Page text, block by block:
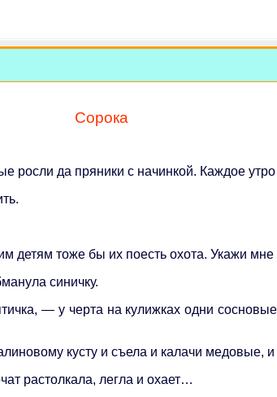
Сорока
да пряники с начинкой. Каждое
детям тоже бы их поесть охота. Укажи мне
синичку.
— у черта на кулижках одни
кусту и съела и калачи медовые,
растолкала, легла и охает…